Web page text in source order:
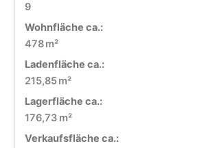
9
Wohnfläche ca.:
478 m²
Ladenfläche ca.:
215,85 m²
Lagerfläche ca.:
176,73 m²
Verkaufsfläche ca.: